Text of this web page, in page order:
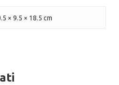
× 9.5 × 18.5 cm